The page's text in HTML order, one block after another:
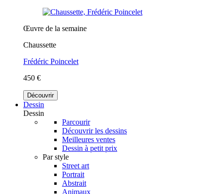
Œuvre de la semaine
Chaussette
Frédéric Poincelet
450 €
Découvrir
Dessin
Dessin
Parcourir
Découvrir les dessins
Meilleures ventes
Dessin à petit prix
Par style
Street art
Portrait
Abstrait
Animaux